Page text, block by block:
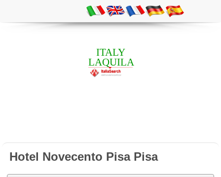
ITALY
LAQUILA
Hotel Novecento Pisa Pisa